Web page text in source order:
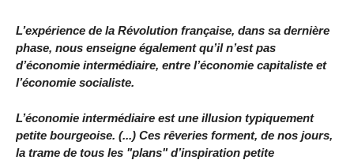
L’expérience de la Révolution française, dans sa dernière
phase, nous enseigne également qu’il n’est pas
d’économie intermédiaire, entre l’économie capitaliste et
l’économie socialiste.
L’économie intermédiaire est une illusion typiquement
petite bourgeoise. (...) Ces rêveries forment, de nos jours,
la trame de tous les "plans" d’inspiration petite